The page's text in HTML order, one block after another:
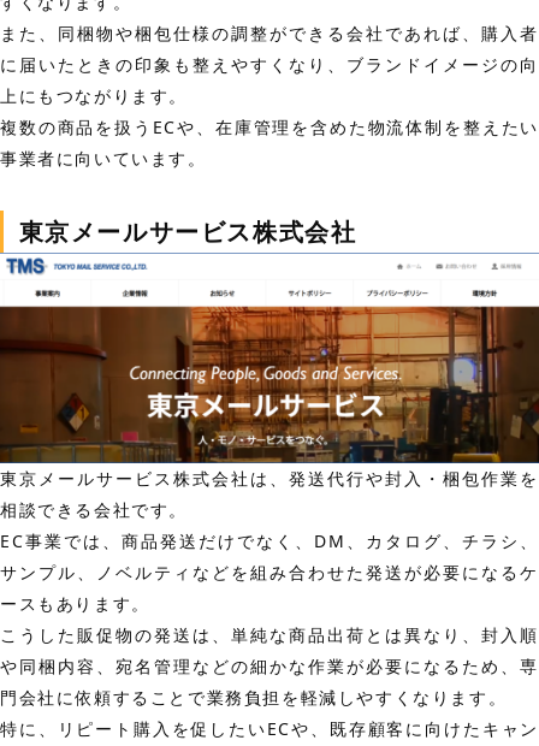
また、同梱物や梱包仕様の調整ができる会社であれば、購入者
に届いたときの印象も整えやすくなり、ブランドイメージの向
上にもつながります。
複数の商品を扱うECや、在庫管理を含めた物流体制を整えたい
事業者に向いています。
東京メールサービス株式会社
東京メールサービス株式会社は、発送代行や封入・梱包作業を
相談できる会社です。
EC事業では、商品発送だけでなく、DM、カタログ、チラシ、
サンプル、ノベルティなどを組み合わせた発送が必要になるケ
ースもあります。
こうした販促物の発送は、単純な商品出荷とは異なり、封入順
や同梱内容、宛名管理などの細かな作業が必要になるため、専
門会社に依頼することで業務負担を軽減しやすくなります。
特に、リピート購入を促したいECや、既存顧客に向けたキャン